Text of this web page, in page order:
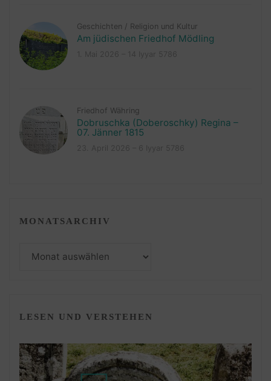
Geschichten / Religion und Kultur
Am jüdischen Friedhof Mödling
Friedhof Währing
Dobruschka (Doberoschky) Regina –
07. Jänner 1815
MONATSARCHIV
Monatsarchiv
LESEN UND VERSTEHEN